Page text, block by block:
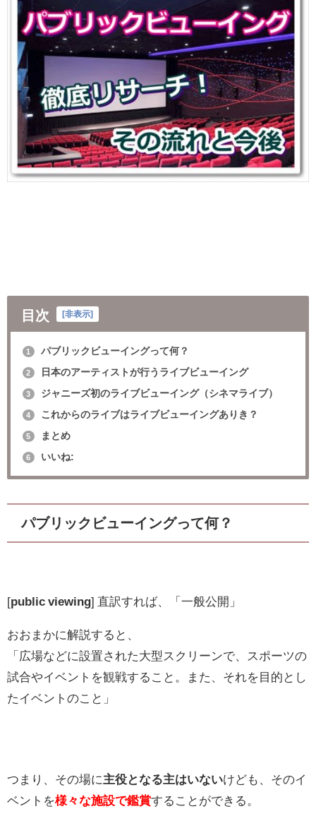
目次 非表示
1 パブリックビューイングって何？
2 日本のアーティストが行うライブビューイング
3 ジャニーズ初のライブビューイング（シネマライブ）
4 これからのライブはライブビューイングありき？
5 まとめ
6 いいね:
パブリックビューイングって何？
[public viewing] 直訳すれば、「一般公開」
おおまかに解説すると、
「広場などに設置された大型スクリーンで、スポーツの
試合やイベントを観戦すること。また、それを目的とし
たイベントのこと」
つまり、その場に主役となる主はいないけども、そのイ
ベントを様々な施設で鑑賞することができる。